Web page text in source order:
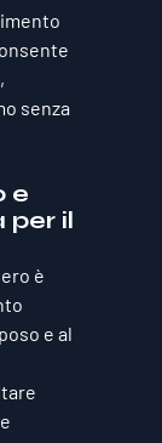
senza
e
per il
è
e al